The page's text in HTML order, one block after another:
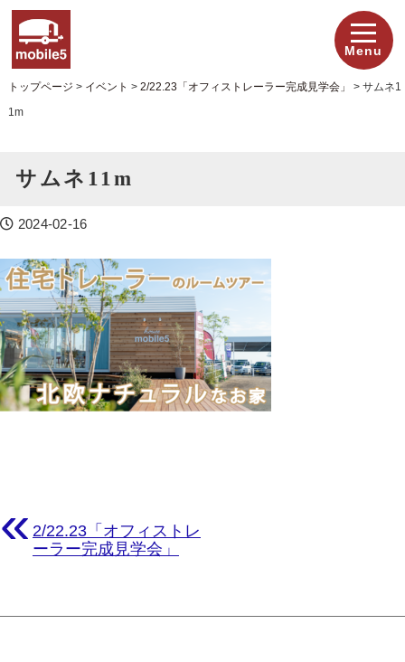
Menu
トップページ > イベント > 2/22.23「オフィストレーラー完成見学会」 > サムネ1
1m
サムネ11m
2024-02-16
« 2/22.23「オフィストレ
ーラー完成見学会」